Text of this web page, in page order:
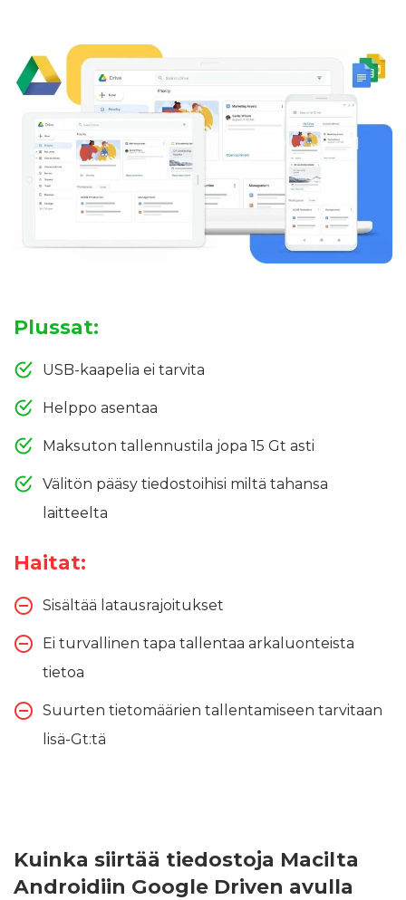
Plussat:
USB-kaapelia ei tarvita
Helppo asentaa
Maksuton tallennustila jopa 15 Gt asti
Välitön pääsy tiedostoihisi miltä tahansa
laitteelta
Haitat:
Sisältää latausrajoitukset
Ei turvallinen tapa tallentaa arkaluonteista
tietoa
Suurten tietomäärien tallentamiseen tarvitaan
lisä-Gt:tä
Kuinka siirtää tiedostoja Macilta
Androidiin Google Driven avulla